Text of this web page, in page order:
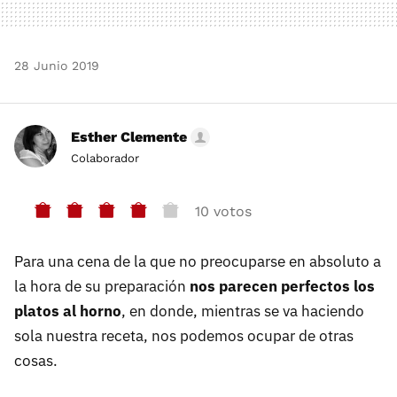
28 Junio 2019
Esther Clemente
Colaborador
10 votos
Para una cena de la que no preocuparse en absoluto a
la hora de su preparación nos parecen perfectos los
platos al horno, en donde, mientras se va haciendo
sola nuestra receta, nos podemos ocupar de otras
cosas.